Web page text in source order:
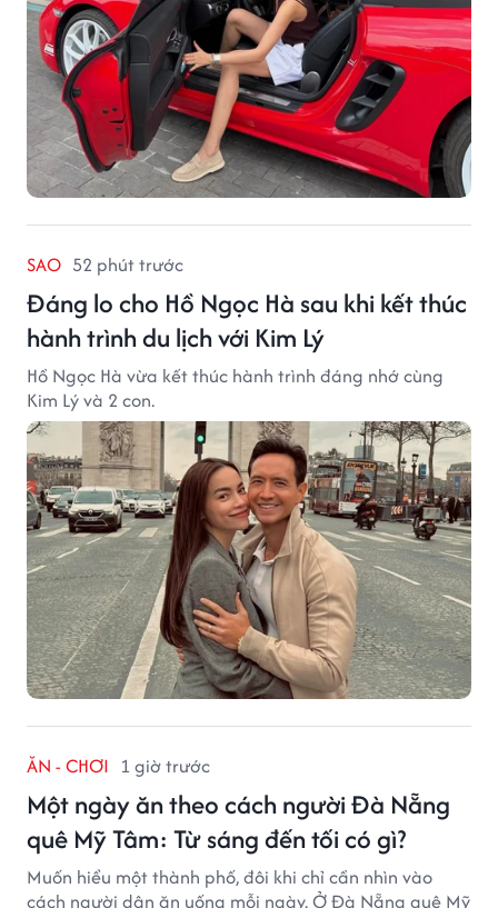
SAO 52 phút trước
Đáng lo cho Hồ Ngọc Hà sau khi kết thúc
hành trình du lịch với Kim Lý
Hồ Ngọc Hà vừa kết thúc hành trình đáng nhớ cùng
Kim Lý và 2 con.
ĂN - CHƠI 1 giờ trước
Một ngày ăn theo cách người Đà Nẵng
quê Mỹ Tâm: Từ sáng đến tối có gì?
Muốn hiểu một thành phố, đôi khi chỉ cần nhìn vào
cách người dân ăn uống mỗi ngày. Ở Đà Nẵng quê Mỹ